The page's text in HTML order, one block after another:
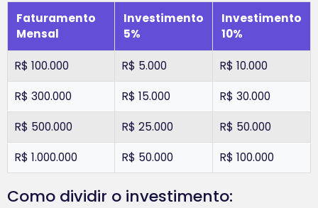
Faturamento
Mensal
Investimento
5%
Investimento
10%
R$ 100.000 R$ 5.000 R$ 10.000
R$ 300.000 R$ 15.000 R$ 30.000
R$ 500.000 R$ 25.000 R$ 50.000
R$ 1.000.000 R$ 50.000 R$ 100.000
Como dividir o investimento: